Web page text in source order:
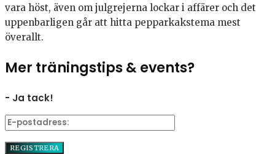
vara höst, även om julgrejerna lockar i affärer och det
uppenbarligen går att hitta pepparkakstema mest
överallt.
Mer träningstips & events?
- Ja tack!